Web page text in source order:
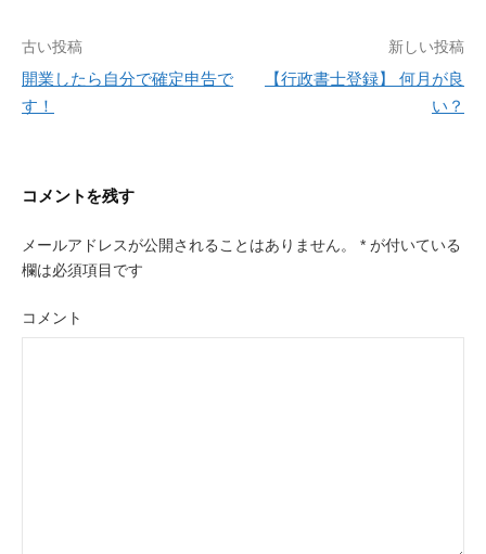
投
稿
ナ
ゲ
シ
ョ
ン
古い投稿
開業したら自分で確定申告で
す！
新しい投稿
【行政書士登録】 何月が良
い？
コメントを残す
メールアドレスが公開されることはありません。 * が付いている
欄は必須項目です
コメント